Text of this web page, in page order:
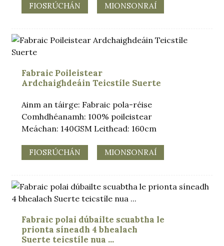
FIOSRÚCHÁN MIONSONRAÍ
Fabraic Poileistear
Ardchaighdeáin Teicstíle Suerte
Ainm an táirge: Fabraic pola-réise
Comhdhéanamh: 100% poileistear
Meáchan: 140GSM Leithead: 160cm
FIOSRÚCHÁN MIONSONRAÍ
Fabraic polai dúbailte scuabtha le
prionta síneadh 4 bhealach
Suerte teicstíle nua ...